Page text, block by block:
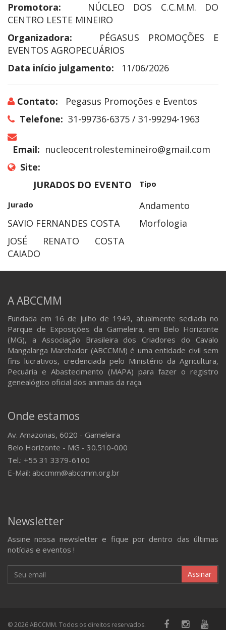
Promotora:
NÚCLEO DOS C.C.M.M. DO
CENTRO LESTE MINEIRO
Organizadora:
PÉGASUS PROMOÇÕES E
EVENTOS AGROPECUÁRIOS
Data início julgamento:
11/06/2026
Contato:
Pegasus Promoções e Eventos
Telefone: 31-99736-6375 / 31-99294-1963
Email: nucleocentrolestemineiro@gmail.com
Site:
JURADOS DO EVENTO
Tipo
Jurado
Andamento
SAVIO FERNANDES COSTA
Morfologia
JOSÉ RENATO COSTA
CAIADO
A ABCCMM
Fundada em 16 de julho de 1949, atualmente sediada no
Parque de Exposições da Gameleira, em Belo Horizonte
(MG), a Associação Brasileira dos Criadores do Cavalo
Mangalarga Marchador (ABCCMM) é uma entidade civil sem
fins lucrativos, credenciada pelo Ministério da Agricultura,
Pecuária e Abastecimento (MAPA) para fazer o registro
genealógico oficial dos animais da raça.
Onde estamos
Av. Amazonas, 6020 - Gameleira
Belo Horizonte - MG - 30.510-000
Tel.: +55 31 3379-6100
E-Mail: abccmm@abccmm.org.br
Newsletter
Assine nossa newsletter e fique por dentro das últimas
notícias e eventos !
Assinar
© 2026 ABCCMM. Todos os direitos reservados.